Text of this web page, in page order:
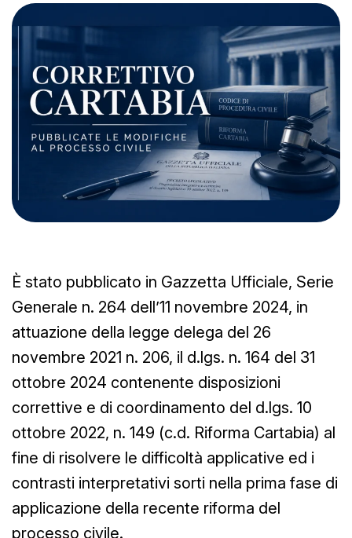
È stato pubblicato in Gazzetta Ufficiale, Serie
Generale n. 264 dell’11 novembre 2024, in
attuazione della legge delega del 26
novembre 2021 n. 206, il d.lgs. n. 164 del 31
ottobre 2024 contenente disposizioni
correttive e di coordinamento del d.lgs. 10
ottobre 2022, n. 149 (c.d. Riforma Cartabia) al
fine di risolvere le difficoltà applicative ed i
contrasti interpretativi sorti nella prima fase di
applicazione della recente riforma del
processo civile.